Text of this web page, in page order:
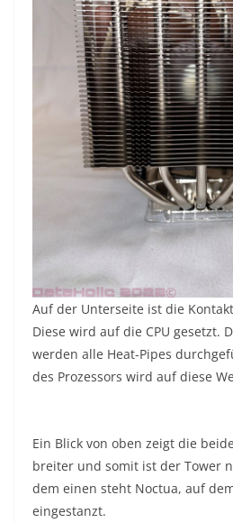
Auf der Unterseite ist die
Diese wird auf die CPU gesetzt.
werden alle Heat-Pipes
des Prozessors wird auf diese
Ein Blick von oben zeigt die
breiter und somit ist der Tower
dem einen steht Noctua, auf
eingestanzt.